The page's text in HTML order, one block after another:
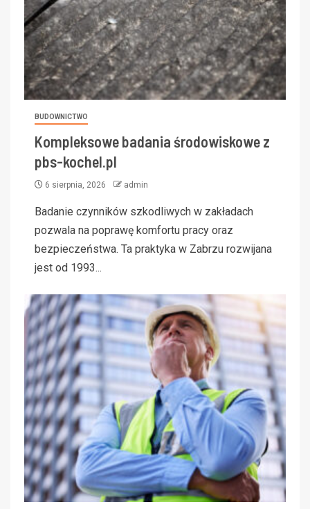
BUDOWNICTWO
Kompleksowe badania środowiskowe z
pbs-kochel.pl
6 sierpnia, 2026 admin
Badanie czynników szkodliwych w zakładach
pozwala na poprawę komfortu pracy oraz
bezpieczeństwa. Ta praktyka w Zabrzu rozwijana
jest od 1993...